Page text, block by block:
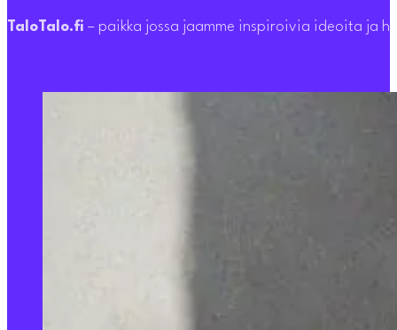
TaloTalo.fi – paikka jossa jaamme inspiroivia ideoita ja